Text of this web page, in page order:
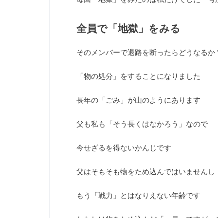
全員で「地獄」をみる
そのメンバーで退路を断ったらどうなるか
「物の処分」をすることになりました
長年の「ごみ」が山のようにあります
父も私も「そう長くはなかろう」なので
今せざるを得ないかんじです
父はそもそも物をため込んではいませんし
もう「戦力」とはなりえない年齢です